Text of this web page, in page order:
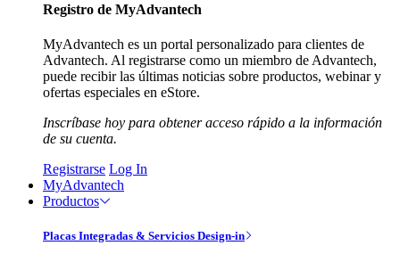
Registro de MyAdvantech
MyAdvantech es un portal personalizado para clientes de
Advantech. Al registrarse como un miembro de Advantech,
puede recibir las últimas noticias sobre productos, webinar y
ofertas especiales en eStore.
Inscríbase hoy para obtener acceso rápido a la información
de su cuenta.
Registrarse Log In
MyAdvantech
Productos
Placas Integradas & Servicios Design-in